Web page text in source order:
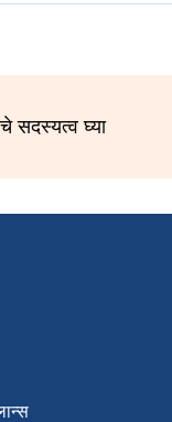
सदस्यत्व घ्या